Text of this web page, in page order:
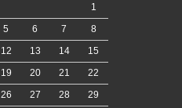
1
5 6 7
8
12 13 14
15
19 20 21
22
26 27 28
29